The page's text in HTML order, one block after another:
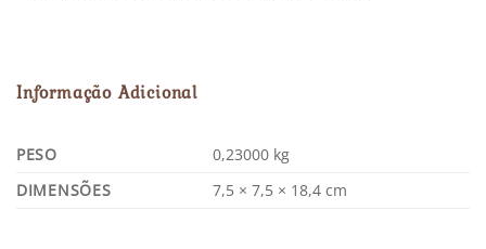
Informação Adicional
PESO
0,23000 kg
DIMENSÕES
7,5 × 7,5 × 18,4 cm